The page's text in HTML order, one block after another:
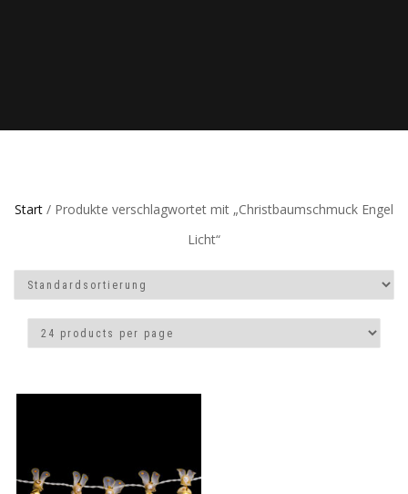
Start / Produkte verschlagwortet mit „Christbaumschmuck Engel
Licht“